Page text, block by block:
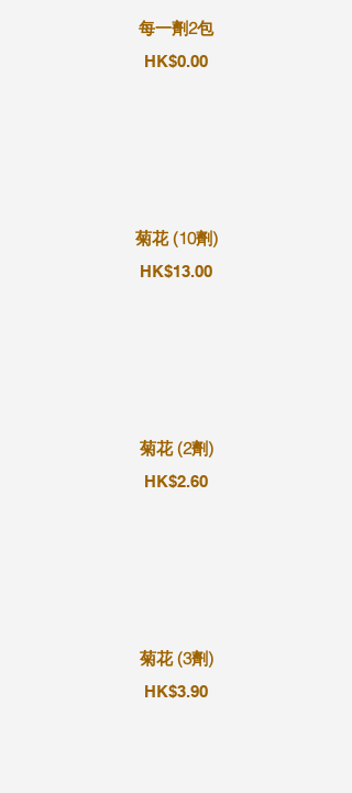
每一劑2包
HK$0.00
菊花 (10劑)
HK$13.00
菊花 (2劑)
HK$2.60
菊花 (3劑)
HK$3.90